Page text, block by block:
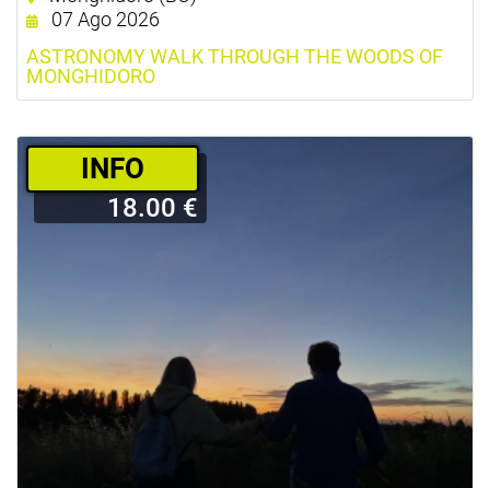
07 Ago 2026
ASTRONOMY WALK THROUGH THE WOODS OF
MONGHIDORO
­INFO
18.00 €